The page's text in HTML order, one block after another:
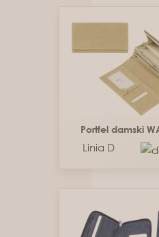
Portfel damski
Linia D